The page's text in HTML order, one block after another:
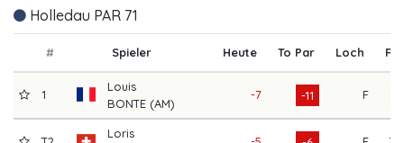
Holledau PAR 71
# Spieler Heute To Par Loch R1
1
Louis
BONTE (AM)
-7 -11 F
Loris